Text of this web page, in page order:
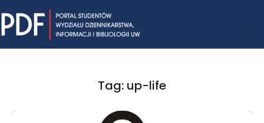
to
content
Tag: up-life